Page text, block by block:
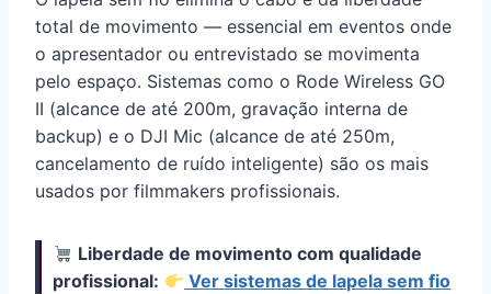
total de movimento — essencial em eventos onde
o apresentador ou entrevistado se movimenta
pelo espaço. Sistemas como o Rode Wireless GO
II (alcance de até 200m, gravação interna de
backup) e o DJI Mic (alcance de até 250m,
cancelamento de ruído inteligente) são os mais
usados por filmmakers profissionais.
Liberdade de movimento com qualidade
profissional:
Ver sistemas de lapela sem fio